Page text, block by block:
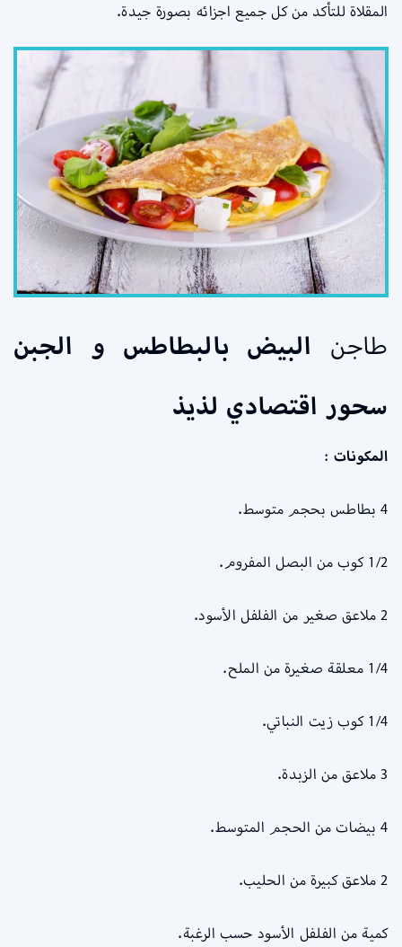
المقلاة للتأكد من كل جميع اجزائه بصورة جيدة.
طاجن البيض بالبطاطس و الجبن
سحور اقتصادي لذيذ
المكونات :
4 بطاطس بحجم متوسط.
1/2 كوب من البصل المفروم.
2 ملاعق صغير من الفلفل الأسود.
1/4 معلقة صغيرة من الملح.
1/4 كوب زيت النباتي.
3 ملاعق من الزبدة.
4 بيضات من الحجم المتوسط.
2 ملاعق كبيرة من الحليب.
كمية من الفلفل الأسود حسب الرغبة.